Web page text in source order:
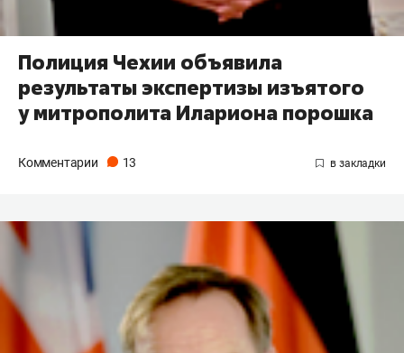
Полиция Чехии объявила
результаты экспертизы изъятого
у митрополита Илариона порошка
Комментарии 13